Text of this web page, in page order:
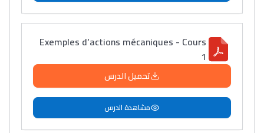
Exemples d’actions mécaniques - Cours
1
تحميل الدرس
مشاهدة الدرس